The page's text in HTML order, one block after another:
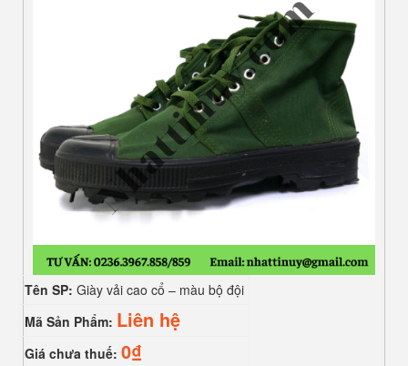
Tên SP: Giày vải cao cổ – màu bộ đội
Mã Sản Phẩm: Liên hệ
Giá chưa thuế: 0₫